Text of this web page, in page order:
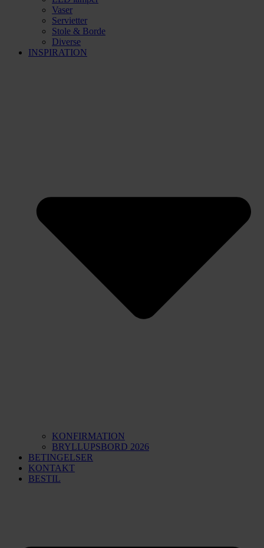
Vaser
Servietter
Stole & Borde
Diverse
INSPIRATION
KONFIRMATION
BRYLLUPSBORD 2026
BETINGELSER
KONTAKT
BESTIL